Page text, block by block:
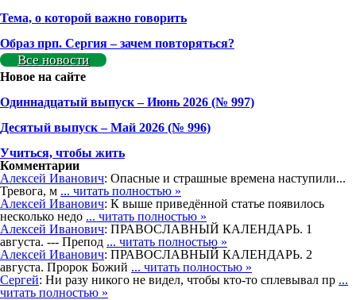
Тема, о которой важно говорить
Образ прп. Сергия – зачем повторяться?
Все новости
Новое на сайте
Одиннадцатый выпуск – Июнь 2026 (№ 997)
Деcятый выпуск – Май 2026 (№ 996)
Учиться, чтобы жить
Комментарии
Алексей Иванович: Опасные и страшные времена наступили...
Тревога, м ... читать полностью »
Алексей Иванович: К выше приведённой статье появилось
несколько недо ... читать полностью »
Алексей Иванович: ПРАВОСЛАВНЫЙ КАЛЕНДАРЬ. 1
августа. --- Препод ... читать полностью »
Алексей Иванович: ПРАВОСЛАВНЫЙ КАЛЕНДАРЬ. 2
августа. Пророк Божий ... читать полностью »
Сергей: Ни разу никого не видел, чтобы кто-то сплевывал пр ...
читать полностью »